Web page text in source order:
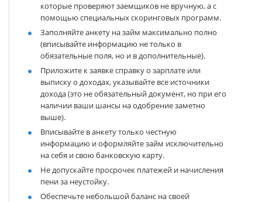
которые проверяют заемщиков не вручную, а с
помощью специальных скоринговых программ.
Заполняйте анкету на займ максимально полно
(вписывайте информацию не только в
обязательные поля, но и в дополнительные).
Приложите к заявке справку о зарплате или
выписку о доходах, указывайте все источники
дохода (это не обязательный документ, но при его
наличии ваши шансы на одобрение заметно
выше).
Вписывайте в анкету только честную
информацию и оформляйте займ исключительно
на себя и свою банковскую карту.
Не допускайте просрочек платежей и начисления
пени за неустойку.
Обеспечьте небольшой баланс на своей